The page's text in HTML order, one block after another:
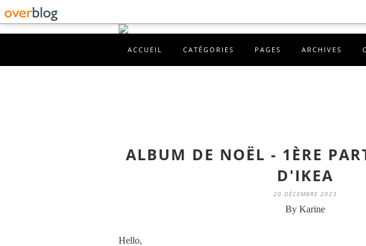
ACCUEIL CATÉGORIES PAGES ARCHIVES
ALBUM DE NOËL - 1ÈRE
D'IKEA
20 DÉCEMBRE 2023
By Karine
Hello,